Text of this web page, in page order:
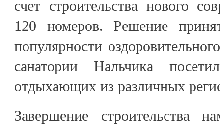
счет строительства нового
120 номеров. Решение
популярности
санатории Нальчика
отдыхающих из различных
Завершение строительства